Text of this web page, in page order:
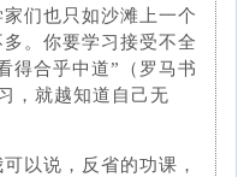
们也只如沙滩上一个
。你要学习接受不全
得合乎中道”（罗马书
，就越知道自己无
以说，反省的功课，